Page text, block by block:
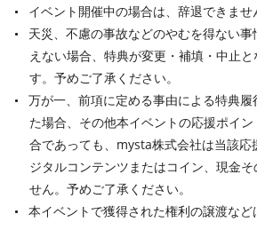
イベント開催中の場合は、辞退できませ
天災、不慮の事故などのやむを得ない
えない場合、特典が変更・補填・中止
す。予めご了承ください。
万が一、前項に定める事由による特典履
た場合、その他本イベントの応援ポイ
合であっても、mysta株式会社は当該応
ジタルコンテンツまたはコイン、現金
せん。予めご了承ください。
本イベントで獲得された権利の譲渡など